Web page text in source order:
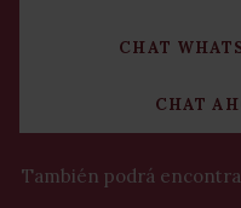
CHAT
CHAT
También podrá